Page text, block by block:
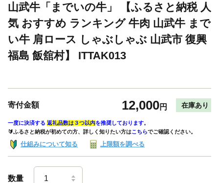
山武牛「までいの牛」 【ふるさと納税 人
気 おすすめ ランキング 牛肉 山武牛 まで
い牛 肩ロース しゃぶしゃぶ 山武市 復興
福島 飯舘村】 ITTAK013
寄付金額 12,000円 在庫あり
一度に決済する 返礼品数は３つ以内を推奨しております。
🔰ふるさと納税が初めての方、詳しく知りたい方はこちらでご確認ください。
仕組みについて知る 上限額を調べる
数量